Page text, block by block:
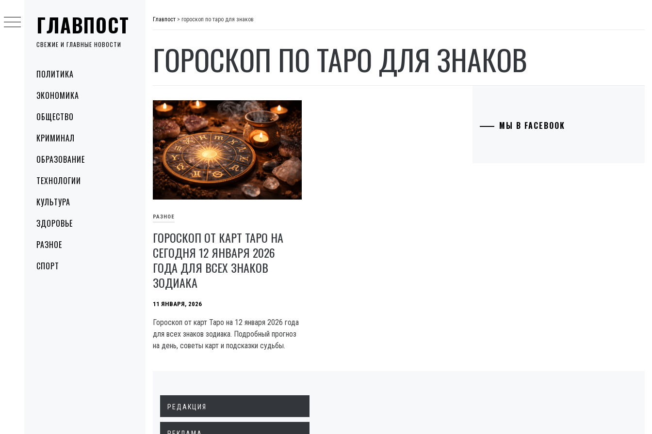
ГЛАВПОСТ
СВЕЖИЕ И ГЛАВНЫЕ НОВОСТИ
MenuПОЛИТИКА
ЭКОНОМИКА
ОБЩЕСТВО
КРИМИНАЛ
ОБРАЗОВАНИЕ
ТЕХНОЛОГИИ
КУЛЬТУРА
ЗДОРОВЬЕ
РАЗНОЕ
СПОРТ
to
content
Главпост > гороскоп по таро для знаков
ГОРОСКОП ПО ТАРО ДЛЯ ЗНАКОВ
РАЗНОЕ
ГОРОСКОП ОТ КАРТ ТАРО НА
СЕГОДНЯ 12 ЯНВАРЯ 2026
ГОДА ДЛЯ ВСЕХ ЗНАКОВ
ЗОДИАКА
11 ЯНВАРЯ, 2026
Гороскоп от карт Таро на 12 января 2026 года
для всех знаков зодиака. Подробный прогноз
на день, советы карт и подсказки судьбы.
МЫ В FACEBOOK
РЕДАКЦИЯ